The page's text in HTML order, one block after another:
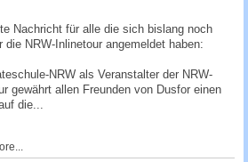
Nachricht für alle die sich bislang noch
die NRW-Inlinetour angemeldet haben:
NRW als Veranstalter der NRW-
gewährt allen Freunden von Dusfor einen
die...